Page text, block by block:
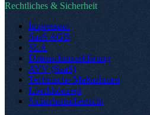
Rechtliches & Sicherheit
Impressum
SaaS AGB
SLA
Datenschutzerklärung
AVV (SaaS)
Technische Maßnahmen
Löschkonzept
Sicherheitsübersicht